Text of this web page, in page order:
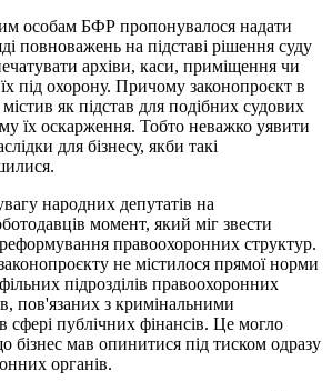
особам БФР пропонувалося надати
повноважень на підставі рішення суду
архіви, каси, приміщення чи
під охорону. Причому законопроєкт в
містив як підстав для подібних судових
їх оскарження. Тобто неважко уявити
для бізнесу, якби такі
народних депутатів на
момент, який міг звести
правоохоронних структур.
не містилося прямої норми
підрозділів правоохоронних
пов'язаних з кримінальними
публічних фінансів. Це могло
бізнес мав опинитися під тиском одразу
органів.